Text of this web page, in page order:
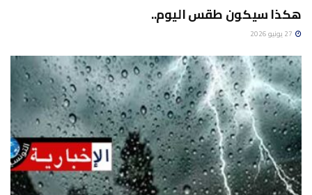
هكذا سيكون طقس اليوم..